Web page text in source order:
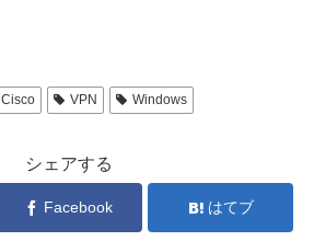
Cisco VPN Windows
シェアする
Facebook はてブ